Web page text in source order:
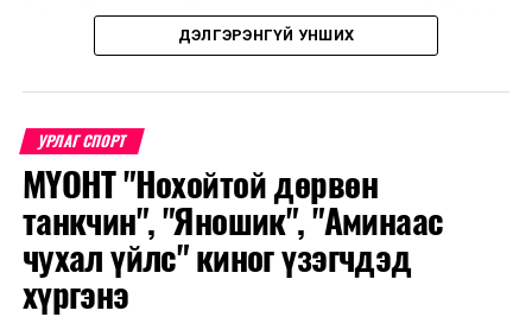
Улаан-Үд хотноо барианд орох маршруттай бөгөөд
улс тус бүрээс авто спорт сонирхогч тамирчдын 10
хэвлэл мэдээллийн төлөөлөл оролцож байна.
Тус автомашинтай брэнд аяллыг зохион байгуулах
шийдвэрийг гурван орны Аялал жуулчлалын сайд
нарын 2025 онд Дархан-Уул аймагт хийсэн IX
уулзалтын үеэр гаргасан бөгөөд энэхүү санаачилгыг
Монголын улсын талаас ийнхүү ажил хэрэг болгож
ДЭЛГЭРЭНГҮЙ УНШИХ
УРЛАГ СПОРТ
МҮОНТ "Нохойтой дөрвөн
танкчин", "Яношик", "Аминаас
чухал үйлс" киног үзэгчдэд
хүргэнэ